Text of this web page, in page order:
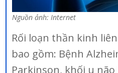
Nguồn ảnh: Internet
Rối loạn thần kinh
bao gồm: Bệnh
Parkinson, khối u não